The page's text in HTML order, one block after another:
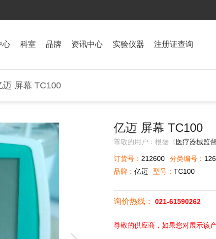
心 科室 品牌 资讯中心 实验仪器 注册证查询
屏幕 TC100
亿迈 屏幕 TC100
尊敬的用户：根据《医疗器械监
订货号： 212600 分类编号：
品牌： 亿迈 型号： TC100
询价热线： 021-61590262
尊敬的供应商，如果您对展示该